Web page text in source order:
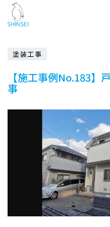
塗装工事
【施工事例No.183】
事